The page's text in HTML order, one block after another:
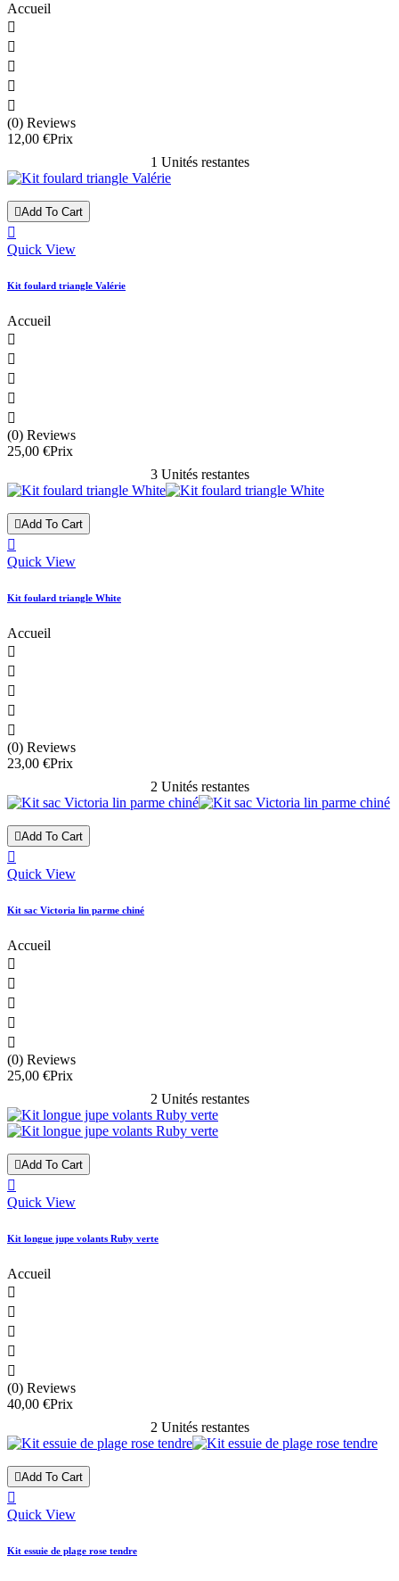
Accueil





(0) Reviews
12,00 €Prix
1 Unités restantes
Add To Cart

Quick View
Kit foulard triangle Valérie
Accueil





(0) Reviews
25,00 €Prix
3 Unités restantes
Add To Cart

Quick View
Kit foulard triangle White
Accueil





(0) Reviews
23,00 €Prix
2 Unités restantes
Add To Cart

Quick View
Kit sac Victoria lin parme chiné
Accueil





(0) Reviews
25,00 €Prix
2 Unités restantes
Add To Cart

Quick View
Kit longue jupe volants Ruby verte
Accueil





(0) Reviews
40,00 €Prix
2 Unités restantes
Add To Cart

Quick View
Kit essuie de plage rose tendre